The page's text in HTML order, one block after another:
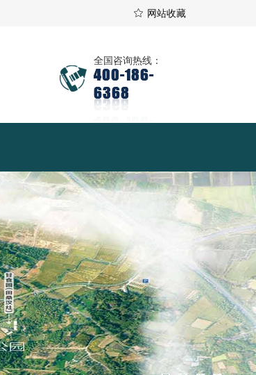
网站收藏
全国咨询热线：
400-186-
6368